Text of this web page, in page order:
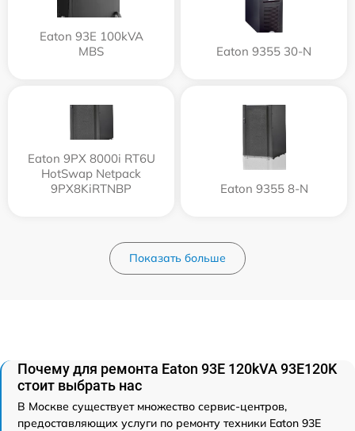
Eaton 93E 100kVA
MBS
Eaton 9355 30-N
Eaton 9PX 8000i RT6U
HotSwap Netpack
9PX8KiRTNBP
Eaton 9355 8-N
Показать больше
Почему для ремонта Eaton 93E 120kVA 93E120K
стоит выбрать нас
В Москве существует множество сервис-центров,
предоставляющих услуги по ремонту техники Eaton 93E